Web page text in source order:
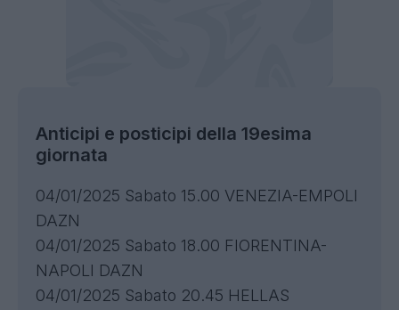
Anticipi e posticipi della 19esima
giornata
04/01/2025 Sabato 15.00 VENEZIA-EMPOLI
DAZN
04/01/2025 Sabato 18.00 FIORENTINA-
NAPOLI DAZN
04/01/2025 Sabato 20.45 HELLAS